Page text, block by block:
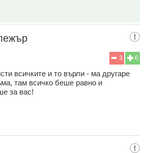
6
3
всичките и то върли - ма другаре
там всичко беше равно и
за вас!